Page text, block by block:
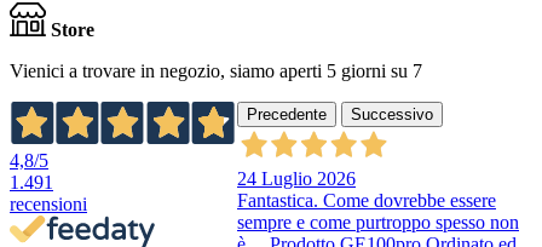
Store
Vienici a trovare in negozio, siamo aperti 5 giorni su 7
4,8/5
1.491
recensioni
Precedente Successivo
24 Luglio 2026
Fantastica. Come dovrebbe essere
sempre e come purtroppo spesso non